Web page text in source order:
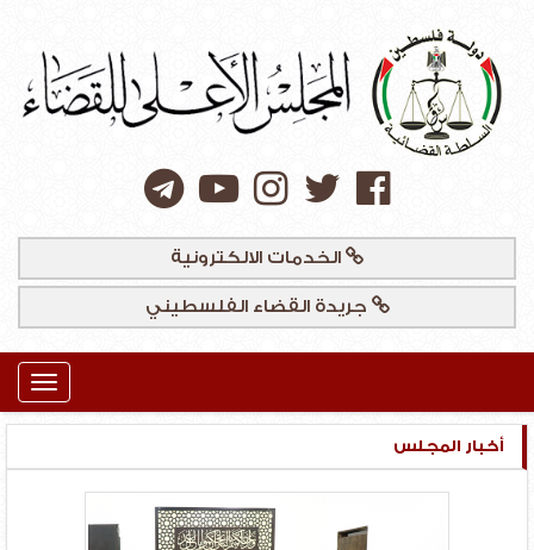
الخدمات الالكترونية
جريدة القضاء الفلسطيني
Toggle
أخبار المجلس